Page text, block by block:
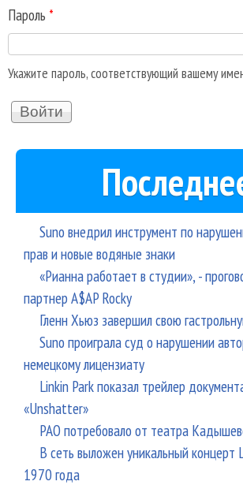
Пароль *
Укажите пароль, соответствующий вашему
Suno внедрил инструмент по
прав и новые водяные знаки
«Рианна работает в студии», -
партнер A$AP Rocky
Гленн Хьюз завершил свою
Suno проиграла суд о нарушении
немецкому лицензиату
Linkin Park показал трейлер
«Unshatter»
РАО потребовало от театра
В сеть выложен уникальный концерт
1970 года